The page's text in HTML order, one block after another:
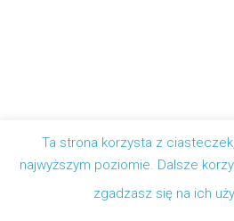
Ta strona korzysta z
najwyższym poziomie. Dalsze
zgadzasz się na ich